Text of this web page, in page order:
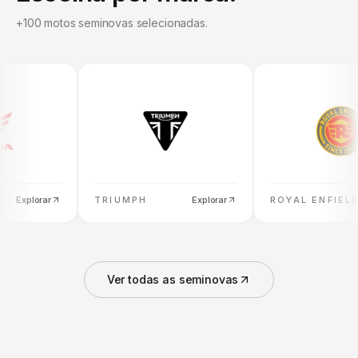
+100 motos seminovas selecionadas.
Explorar TRIUMPH Explorar ROYAL ENFIELD
Ver todas as seminovas